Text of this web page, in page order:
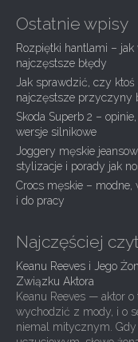
n
a
v
i
g
a
t
i
o
Ostatnie wpisy
Rozpiętki hantlami –
najczęstsze błędy
Jak sprawdzić, czy
najczęstsze przyczyny
Skoda Superb 2 –
wersje silnikowe
Joggery męskie
stylizacje i porady jak
Crocs męskie – modne,
i do pracy
Najczęściej
Keanu Reeves i Jego
Związku Aktora
Keanu Reeves — aktor
wychodzić z mody, i o
niemal mitycznym.